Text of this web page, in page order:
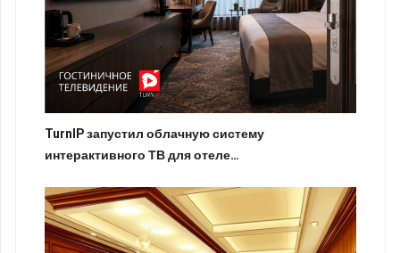
TurnIP запустил облачную систему
интерактивного ТВ для отеле…